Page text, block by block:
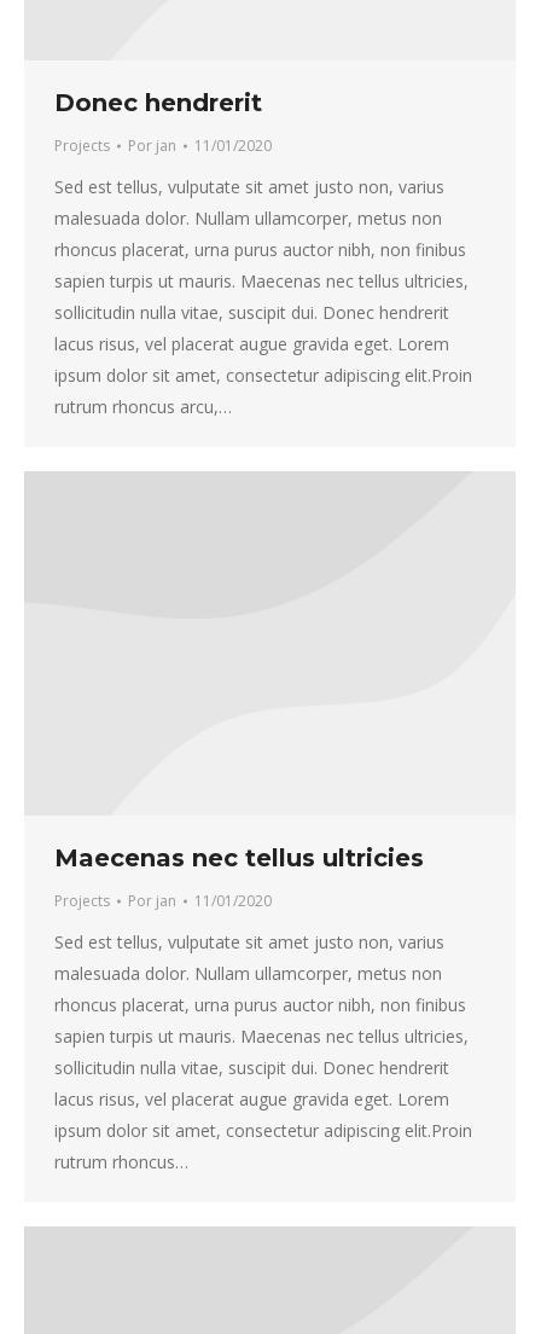
Donec hendrerit
Projects Por jan 11/01/2020
Sed est tellus, vulputate sit amet justo non, varius
malesuada dolor. Nullam ullamcorper, metus non
rhoncus placerat, urna purus auctor nibh, non finibus
sapien turpis ut mauris. Maecenas nec tellus ultricies,
sollicitudin nulla vitae, suscipit dui. Donec hendrerit
lacus risus, vel placerat augue gravida eget. Lorem
ipsum dolor sit amet, consectetur adipiscing elit.Proin
rutrum rhoncus arcu,…
Maecenas nec tellus ultricies
Projects Por jan 11/01/2020
Sed est tellus, vulputate sit amet justo non, varius
malesuada dolor. Nullam ullamcorper, metus non
rhoncus placerat, urna purus auctor nibh, non finibus
sapien turpis ut mauris. Maecenas nec tellus ultricies,
sollicitudin nulla vitae, suscipit dui. Donec hendrerit
lacus risus, vel placerat augue gravida eget. Lorem
ipsum dolor sit amet, consectetur adipiscing elit.Proin
rutrum rhoncus…